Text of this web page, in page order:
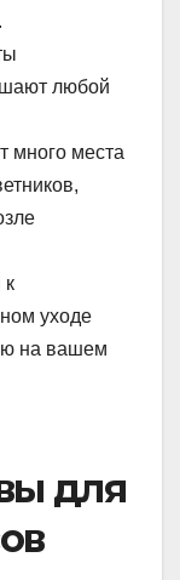
любой
много места
к
уходе
на вашем
для